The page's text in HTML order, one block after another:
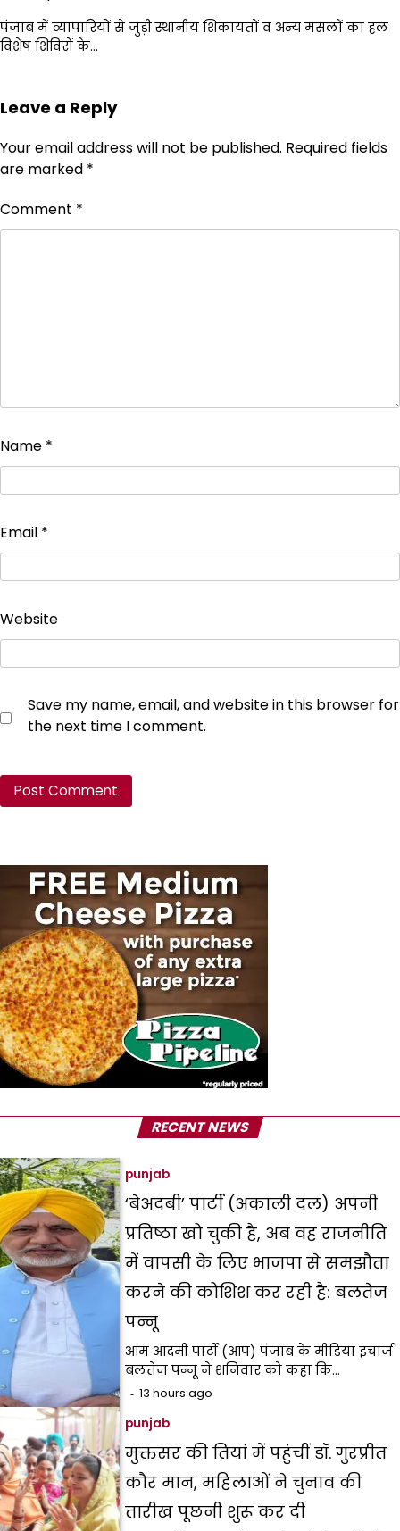
पंजाब में व्यापारियों से जुड़ी स्थानीय शिकायतों व अन्य मसलों का हल
विशेष शिविरों के…
Leave a Reply
Your email address will not be published. Required fields
are marked *
Comment *
Name *
Email *
Website
Save my name, email, and website in this browser for
the next time I comment.
RECENT NEWS
punjab
‘बेअदबी’ पार्टी (अकाली दल) अपनी
प्रतिष्ठा खो चुकी है, अब वह राजनीति
में वापसी के लिए भाजपा से समझौता
करने की कोशिश कर रही है: बलतेज
पन्नू
आम आदमी पार्टी (आप) पंजाब के मीडिया इंचार्ज
बलतेज पन्नू ने शनिवार को कहा कि…
13 hours ago
punjab
मुक्तसर की तियां में पहुंचीं डॉ. गुरप्रीत
कौर मान, महिलाओं ने चुनाव की
तारीख पूछनी शुरू कर दी